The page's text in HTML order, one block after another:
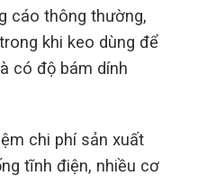
cáo thông thường,
khi keo dùng để
có độ bám dính
chi phí sản xuất
tĩnh điện, nhiều cơ